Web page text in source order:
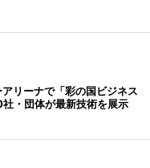
リーナで「彩の国ビジネス
・団体が最新技術を展示